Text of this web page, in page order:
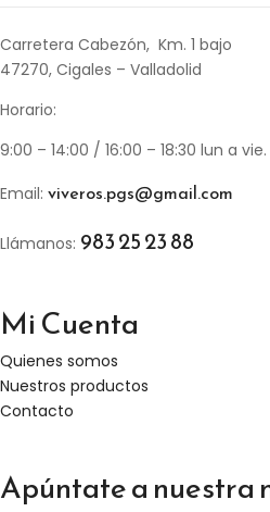
Carretera Cabezón, Km. 1 bajo
47270, Cigales – Valladolid
Horario:
9:00 – 14:00 / 16:00 – 18:30 lun a vie.
Email: viveros.pgs@gmail.com
Llámanos: 983 25 23 88
Mi Cuenta
Quienes somos
Nuestros productos
Contacto
Apúntate a nuestra